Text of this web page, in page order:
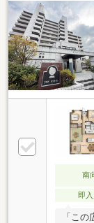
南
即
「こ